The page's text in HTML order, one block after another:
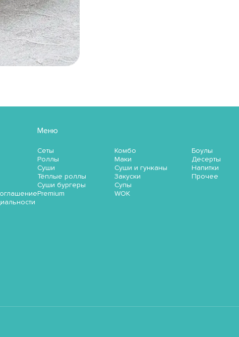
Меню
Сеты
Роллы
Суши
Тёплые роллы
Суши бургеры
Premium
Комбо
Маки
Суши и гунканы
Закуски
Супы
WOK
Боулы
Десерты
Напитки
Прочее